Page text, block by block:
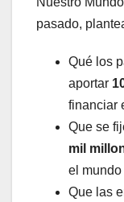
pasado,
Qué los
aportar
financiar
Que se
mil
el mundo
Que las